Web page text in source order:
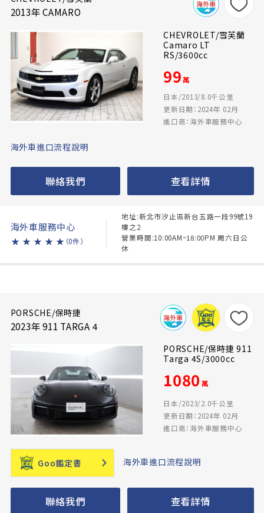
2013年 CAMARO
CHEVROLET/雪芙蘭
Camaro LT
RS/3600cc
99萬
日本/2013/8.0千公里
更新日期：2024年 02月
進口商：海外車服務中心
海外車進口流程說明
聯絡我們 查看詳情
海外車服務中心
★ ★ ★ ★ ★ （0件）
地址:新北市汐止區新台五路一段99號19
樓之2
營業時間:10:00AM~18:00PM 周六日公
休
PORSCHE/保時捷
2023年 911 TARGA 4
PORSCHE/保時捷 911
Targa 4S/3000cc
1080 萬
日本/2023/2.0千公里
更新日期：2024年 02月
進口商：海外車服務中心
Goo鑑定書 海外車進口流程說明
聯絡我們 查看詳情